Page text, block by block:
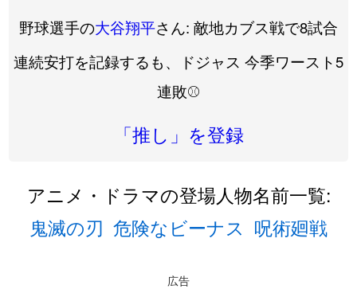
野球選手の大谷翔平さん: 敵地カブス戦で8試合
連続安打を記録するも、ドジャス 今季ワースト5
連敗⚾️
「推し」を登録
アニメ・ドラマの登場人物名前一覧:
鬼滅の刃 危険なビーナス 呪術廻戦
広告